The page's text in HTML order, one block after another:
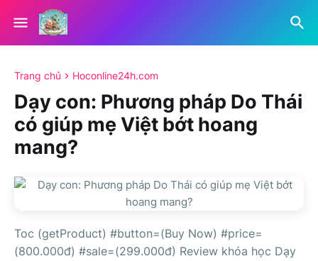
Trang chủ Hoconline24h.com
Dạy con: Phương pháp Do Thái
có giúp mẹ Việt bớt hoang
mang?
Toc (getProduct) #button=(Buy Now) #price=
(800.000đ) #sale=(299.000đ) Review khóa học Dạy